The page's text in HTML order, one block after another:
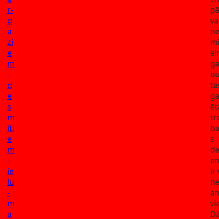
r-
d
a
zi
e
m
-
d
e
s
m
iti
e
m
-
ie
lu
-
m
a
s
ir